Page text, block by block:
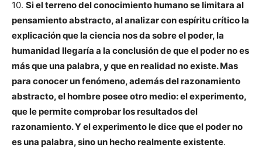
10. Si el terreno del conocimiento humano se limitara al
pensamiento abstracto, al analizar con espíritu crítico la
explicación que la ciencia nos da sobre el poder, la
humanidad llegaría a la conclusión de que el poder no es
más que una palabra, y que en realidad no existe. Mas
para conocer un fenómeno, además del razonamiento
abstracto, el hombre posee otro medio: el experimento,
que le permite comprobar los resultados del
razonamiento. Y el experimento le dice que el poder no
es una palabra, sino un hecho realmente existente.